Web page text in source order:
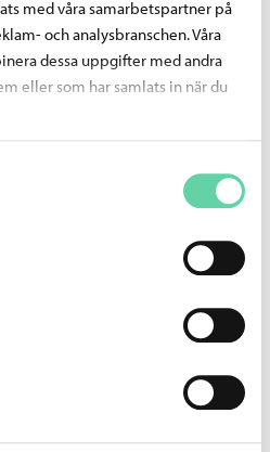
med våra samarbetspartner på
och analysbranschen. Våra
dessa uppgifter med andra
eller som har samlats in när du
genomfartstrafik, höga
iakttagande av
inleds i
har reviderats